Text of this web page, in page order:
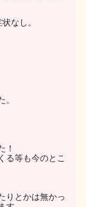
なし。
！
る等も今のとこ
りとかは無かっ